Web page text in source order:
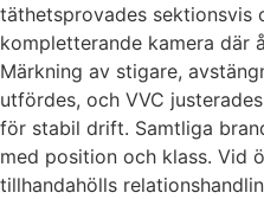
täthetsprovades sektionsvis
kompletterande kamera där
Märkning av stigare,
utfördes, och VVC
för stabil drift. Samtliga
med position och klass. Vid
tillhandahölls